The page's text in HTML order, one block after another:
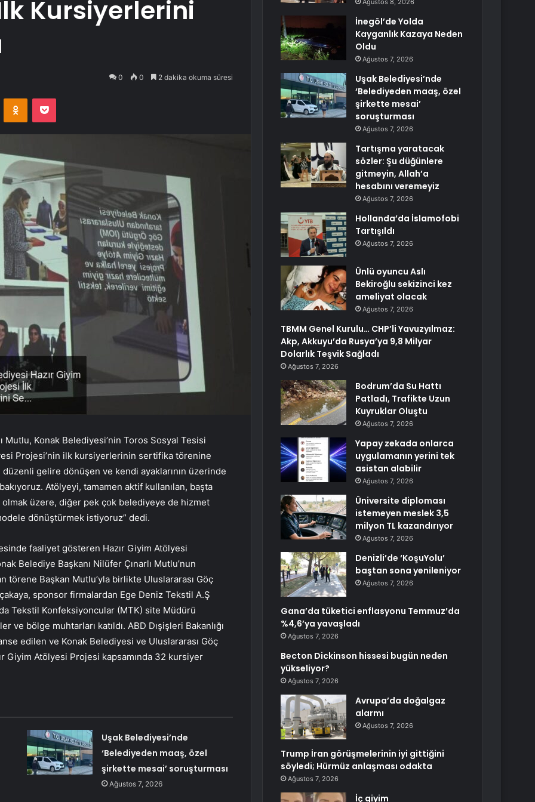
Kursiyerlerini
0 0 2 dakika okuma süresi
Odnoklassniki
Pocket
Mutlu, Konak Belediyesi’nin Toros Sosyal Tesisi
Projesi’nin ilk kursiyerlerinin sertifika törenine
düzenli gelire dönüşen ve kendi ayaklarının üzerinde
Atölyeyi, tamamen aktif kullanılan, başta
üzere, diğer pek çok belediyeye de hizmet
dönüştürmek istiyoruz” dedi.
faaliyet gösteren Hazır Giyim Atölyesi
Belediye Başkanı Nilüfer Çınarlı Mutlu’nun
törene Başkan Mutlu’yla birlikte Uluslararası Göç
sponsor firmalardan Ege Deniz Tekstil A.Ş
Tekstil Konfeksiyoncular (MTK) site Müdürü
bölge muhtarları katıldı. ABD Dışişleri Bakanlığı
edilen ve Konak Belediyesi ve Uluslararası Göç
Giyim Atölyesi Projesi kapsamında 32 kursiyer
Uşak Belediyesi’nde
‘Belediyeden maaş, özel
şirkette mesai’ soruşturması
Ağustos 7, 2026
Ağustos 8, 2026
İnegöl’de Yolda
Kayganlık Kazaya Neden
Oldu
Ağustos 7, 2026
Uşak Belediyesi’nde
‘Belediyeden maaş, özel
şirkette mesai’
soruşturması
Ağustos 7, 2026
Tartışma yaratacak
sözler: Şu düğünlere
gitmeyin, Allah’a
hesabını veremeyiz
Ağustos 7, 2026
Hollanda’da İslamofobi
Tartışıldı
Ağustos 7, 2026
Ünlü oyuncu Aslı
Bekiroğlu sekizinci kez
ameliyat olacak
Ağustos 7, 2026
TBMM Genel Kurulu… CHP’li Yavuzyılmaz:
Akp, Akkuyu’da Rusya’ya 9,8 Milyar
Dolarlık Teşvik Sağladı
Ağustos 7, 2026
Bodrum’da Su Hattı
Patladı, Trafikte Uzun
Kuyruklar Oluştu
Ağustos 7, 2026
Yapay zekada onlarca
uygulamanın yerini tek
asistan alabilir
Ağustos 7, 2026
Üniversite diploması
istemeyen meslek 3,5
milyon TL kazandırıyor
Ağustos 7, 2026
Denizli’de ‘KoşuYolu’
baştan sona yenileniyor
Ağustos 7, 2026
Gana’da tüketici enflasyonu Temmuz’da
%4,6’ya yavaşladı
Ağustos 7, 2026
Becton Dickinson hissesi bugün neden
yükseliyor?
Ağustos 7, 2026
Avrupa’da doğalgaz
alarmı
Ağustos 7, 2026
Trump İran görüşmelerinin iyi gittiğini
söyledi; Hürmüz anlaşması odakta
Ağustos 7, 2026
İç giyim